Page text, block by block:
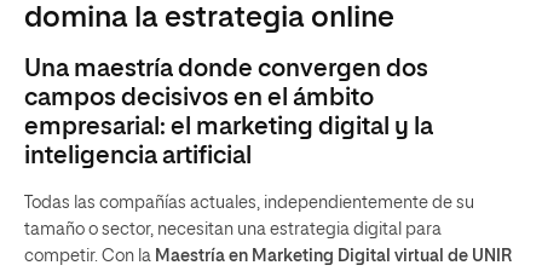
domina la estrategia online
Una maestría donde convergen dos
campos decisivos en el ámbito
empresarial: el marketing digital y la
inteligencia artificial
Todas las compañías actuales, independientemente de su
tamaño o sector, necesitan una estrategia digital para
competir. Con la Maestría en Marketing Digital virtual de UNIR